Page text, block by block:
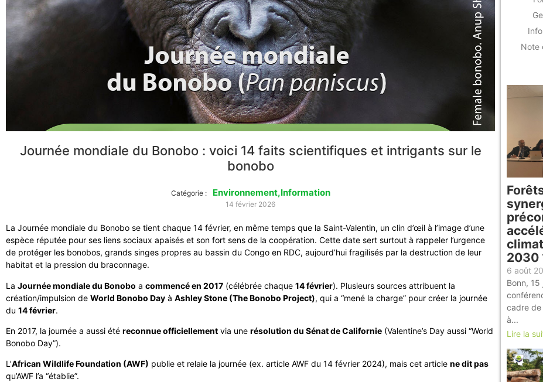
Journée mondiale du Bonobo : voici 14 faits scientifiques et intrigants sur le
bonobo
Catégorie : Environnement,Information
14 février 2026
La Journée mondiale du Bonobo se tient chaque 14 février, en même temps que la Saint-Valentin, un clin d’œil à l’image d’une
espèce réputée pour ses liens sociaux apaisés et son fort sens de la coopération. Cette date sert surtout à rappeler l’urgence
de protéger les bonobos, grands singes propres au bassin du Congo en RDC, aujourd’hui fragilisés par la destruction de leur
habitat et la pression du braconnage.
La Journée mondiale du Bonobo a commencé en 2017 (célébrée chaque 14 février). Plusieurs sources attribuent la
création/impulsion de World Bonobo Day à Ashley Stone (The Bonobo Project), qui a “mené la charge” pour créer la journée
du 14 février.
En 2017, la journée a aussi été reconnue officiellement via une résolution du Sénat de Californie (Valentine’s Day aussi “World
Bonobo Day”).
L’African Wildlife Foundation (AWF) publie et relaie la journée (ex. article AWF du 14 février 2024), mais cet article ne dit pas
qu’AWF l’a “établie”.
Note
2030
6 août
Bonn,
cadre de
à...
Lire la